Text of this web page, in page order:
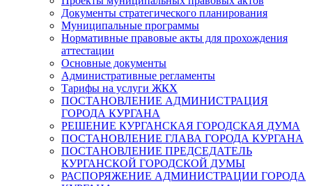
Документы стратегического планирования
Муниципальные программы
Нормативные правовые акты для прохождения
аттестации
Основные документы
Административные регламенты
Тарифы на услуги ЖКХ
ПОСТАНОВЛЕНИЕ АДМИНИСТРАЦИЯ
ГОРОДА КУРГАНА
РЕШЕНИЕ КУРГАНСКАЯ ГОРОДСКАЯ ДУМА
ПОСТАНОВЛЕНИЕ ГЛАВА ГОРОДА КУРГАНА
ПОСТАНОВЛЕНИЕ ПРЕДСЕДАТЕЛЬ
КУРГАНСКОЙ ГОРОДСКОЙ ДУМЫ
РАСПОРЯЖЕНИЕ АДМИНИСТРАЦИИ ГОРОДА